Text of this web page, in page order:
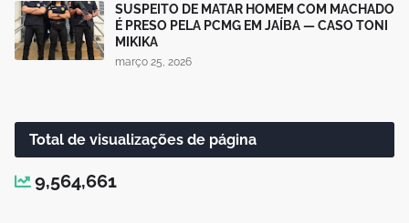
SUSPEITO DE MATAR HOMEM COM MACHADO
É PRESO PELA PCMG EM JAÍBA — CASO TONI
MIKIKA
março 25, 2026
Total de visualizações de página
9,564,661